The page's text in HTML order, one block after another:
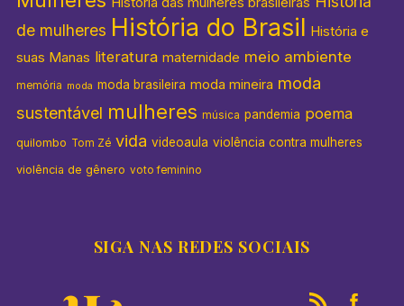
de mulheres História do Brasil História e
suas Manas literatura maternidade meio ambiente
memória moda moda brasileira moda mineira moda
sustentável mulheres música pandemia poema
quilombo Tom Zé vida videoaula violência contra mulheres
violência de gênero voto feminino
SIGA NAS REDES SOCIAIS